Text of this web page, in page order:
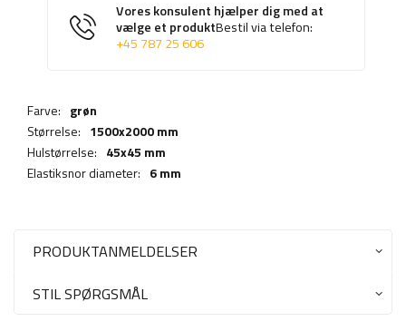
Vores konsulent hjælper dig med at
vælge et produktBestil via telefon:
+45 787 25 606
Farve: grøn
Størrelse: 1500x2000 mm
Hulstørrelse: 45x45 mm
Elastiksnor diameter: 6 mm
PRODUKTANMELDELSER
STIL SPØRGSMÅL